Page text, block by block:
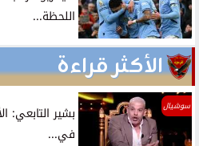
اللحظة...
الأكثر قراءة
سوشيال
بشير التابعي:
في...